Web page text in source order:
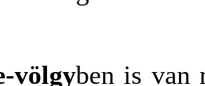
völgyben is van